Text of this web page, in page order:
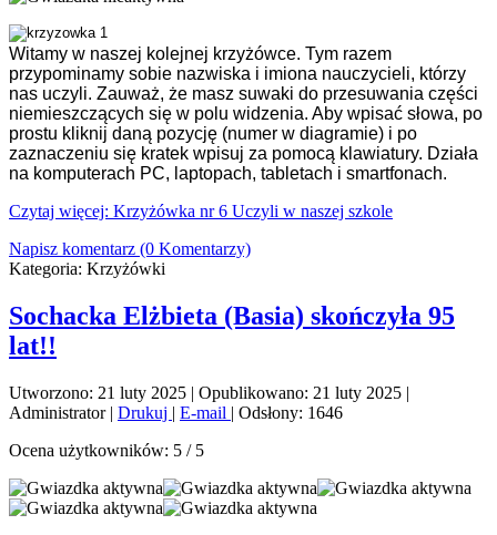
Witamy w naszej kolejnej krzyżówce. Tym razem
przypominamy sobie nazwiska i imiona nauczycieli, którzy
nas uczyli. Zauważ, że masz suwaki do przesuwania części
niemieszczących się w polu widzenia. Aby wpisać słowa, po
prostu kliknij daną pozycję (numer w diagramie) i po
zaznaczeniu się kratek wpisuj za pomocą klawiatury. Działa
na komputerach PC, laptopach, tabletach i smartfonach.
Czytaj więcej: Krzyżówka nr 6 Uczyli w naszej szkole
Napisz komentarz (0 Komentarzy)
Kategoria: Krzyżówki
Sochacka Elżbieta (Basia) skończyła 95
lat!!
Utworzono: 21 luty 2025 | Opublikowano: 21 luty 2025 |
Administrator| Drukuj | E-mail | Odsłony: 1646
Ocena użytkowników: 5 / 5